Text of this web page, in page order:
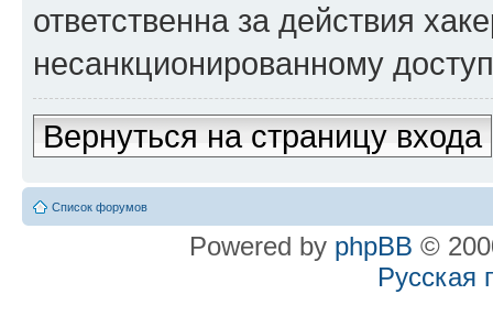
ответственна за действия
несанкционированному
Вернуться на страницу входа
Список форумов
Powered by phpBB ©
Русская